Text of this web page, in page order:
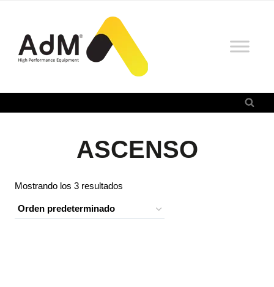
contenido
ASCENSO
Mostrando los 3 resultados